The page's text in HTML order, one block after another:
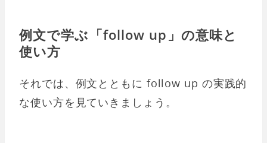
例文で学ぶ「follow up」の意味と
使い方
それでは、例文とともに follow up の実践的
な使い方を見ていきましょう。